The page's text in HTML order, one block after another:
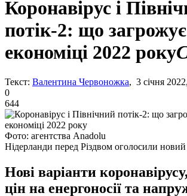
Коронавірус і
потік-2: що загрожує
економіці 2022 року
Текст: Валентина Червоножка, 3 січня
0
644
Фото: агентства Anadolu
Нідерланди перед Різдвом оголосили
Нові варіанти
цін на енергоносії та